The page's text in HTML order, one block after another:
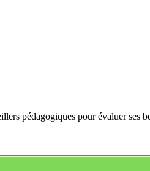
pédagogiques pour évaluer ses